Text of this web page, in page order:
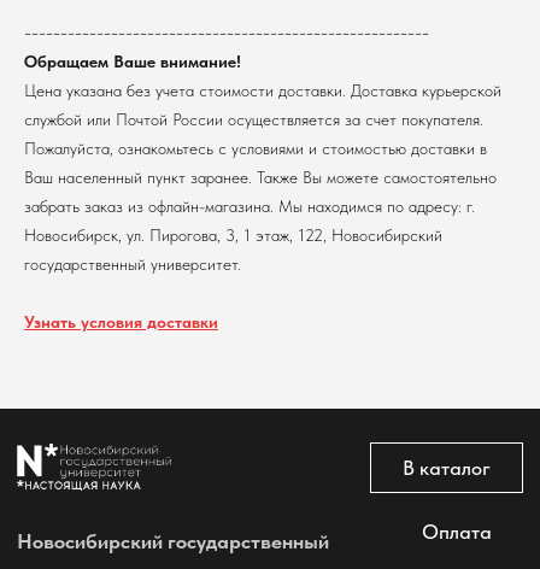
--------------------------------------------------------
Обращаем Ваше внимание!
Цена указана без учета стоимости доставки. Доставка курьерской
службой или Почтой России осуществляется за счет покупателя.
Пожалуйста, ознакомьтесь с условиями и стоимостью доставки в
Ваш населенный пункт заранее. Также Вы можете самостоятельно
забрать заказ из офлайн-магазина. Мы находимся по адресу: г.
Новосибирск, ул. Пирогова, 3, 1 этаж, 122, Новосибирский
государственный университет.
Узнать условия доставки
В каталог
Доставка
Контакты
Мерч НГУ
Политика обработки персональных данных
пользователей сайта
Новосибирский государственный
г. Новосибирск, ул. Пирогова, 3
ИНН 5408106490
КПП 540801001